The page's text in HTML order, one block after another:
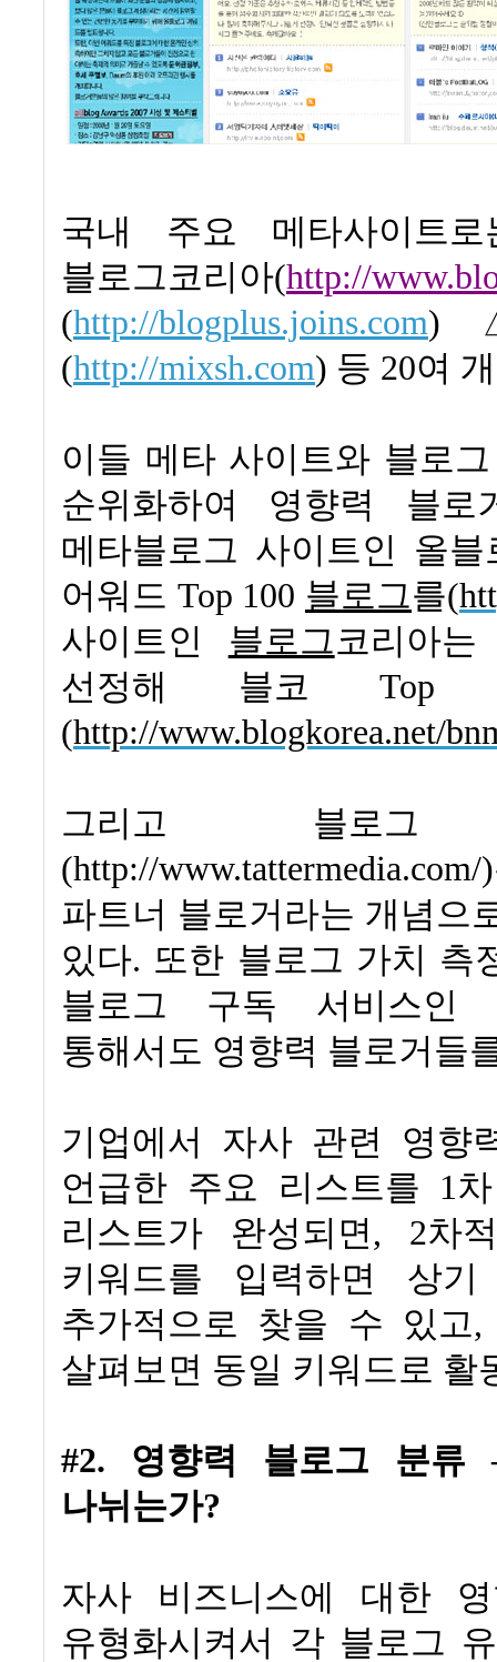
국내 주요 메타사이트
블로그코리아(http://
(http://blogplus.joins.com)
(http://mixsh.com) 등 20여
이들 메타 사이트와 블로
순위화하여 영향력 블로
메타블로그 사이트인 올
어워드 Top 100 블로그를(
사이트인 블로그 코리아는
선정해 블코
Top
(http://www.blogkorea.net/
그리고 블로그
(http://www.tattermedia.com/)
파트너 블로거라는 개념으
있다. 또한 블로그 가치 측
블로그 구독 서비스인
통해서도 영향력 블로거들
기업에서 자사 관련 영향
언급한 주요 리스트를 1
리스트가 완성되면, 2차
키워드를 입력하면 상
추가적으로 찾을 수 있고
살펴보면 동일 키워드로 활
#2. 영향력 블로그 분류
나뉘는가?
자사 비즈니스에 대한
유형화시켜서 각 블로그